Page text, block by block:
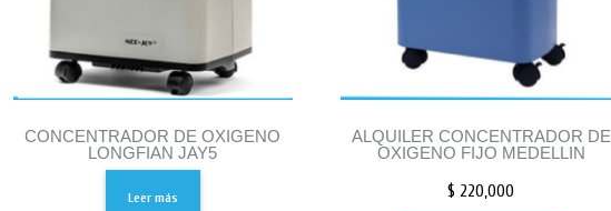
CONCENTRADOR DE OXIGENO
LONGFIAN JAY5
Leer más
ALQUILER CONCENTRADOR DE
OXIGENO FIJO MEDELLIN
$ 220,000